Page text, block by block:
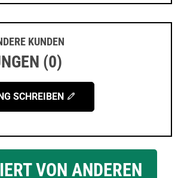
KUNDEN
(0)
SCHREIBEN
VON ANDEREN